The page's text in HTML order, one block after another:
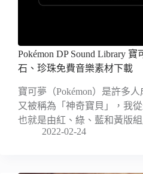
Pokémon DP Sound Library
石、珍珠免費音樂素材下載
寶可夢（Pokémon）是許多
又被稱為「神奇寶貝」，我
也就是由紅、綠、藍和黃版
2022-02-24